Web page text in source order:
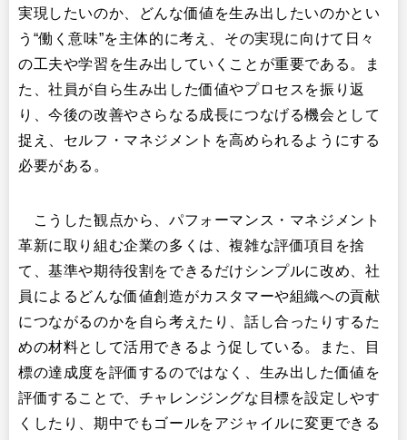
実現したいのか、どんな価値を生み出したいのかとい
う“働く意味”を主体的に考え、その実現に向けて日々
の工夫や学習を生み出していくことが重要である。ま
た、社員が自ら生み出した価値やプロセスを振り返
り、今後の改善やさらなる成長につなげる機会として
捉え、セルフ・マネジメントを高められるようにする
必要がある。
こうした観点から、パフォーマンス・マネジメント
革新に取り組む企業の多くは、複雑な評価項目を捨
て、基準や期待役割をできるだけシンプルに改め、社
員によるどんな価値創造がカスタマーや組織への貢献
につながるのかを自ら考えたり、話し合ったりするた
めの材料として活用できるよう促している。また、目
標の達成度を評価するのではなく、生み出した価値を
評価することで、チャレンジングな目標を設定しやす
くしたり、期中でもゴールをアジャイルに変更できる